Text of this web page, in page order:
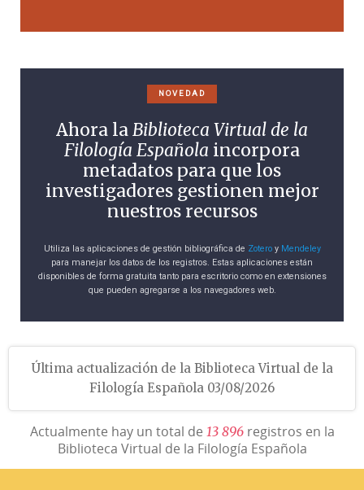
NOVEDAD
Ahora laBiblioteca Virtual de la
Filología Española incorpora
metadatos para que los
investigadores gestionen mejor
nuestros recursos
Utiliza las aplicaciones de gestión bibliográfica de Zoteroy Mendeley
para manejar los datos de los registros. Estas aplicaciones están
disponibles de forma gratuita tanto para escritorio como en extensiones
que pueden agregarse a los navegadores web.
Última actualización de la Biblioteca Virtual de la
Filología Española 03/08/2026
Actualmente hay un total de 13 896registros en la
Biblioteca Virtual de la Filología Española